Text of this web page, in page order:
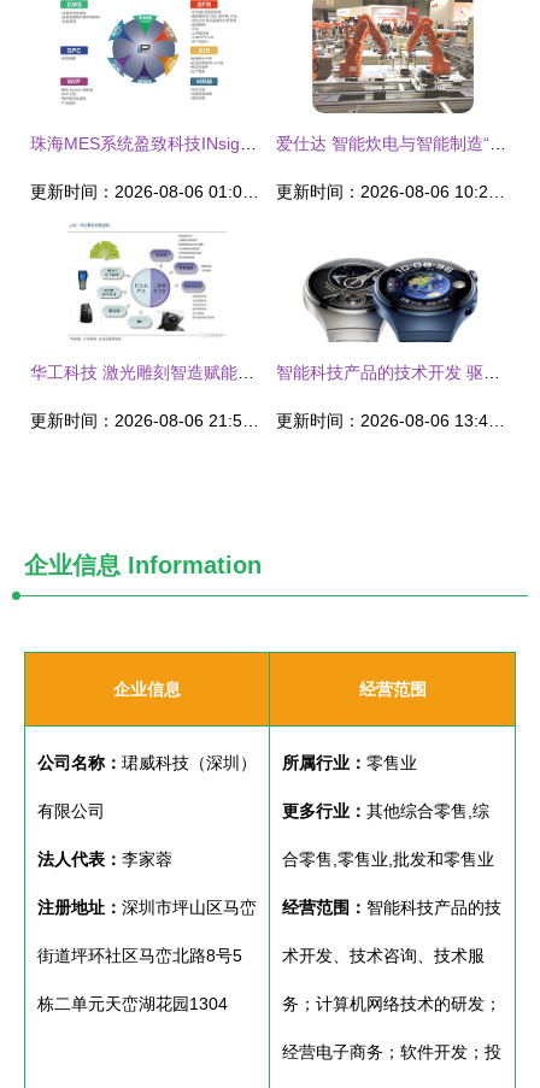
企业信息 Information
企业信息 经营范围
公司名称： 珺威科技（深圳）
有限公司
法人代表： 李家蓉
注册地址： 深圳市坪山区马峦
街道坪环社区马峦北路8号5
栋二单元天峦湖花园1304
所属行业： 零售业
更多行业： 其他综合零售,综
合零售,零售业,批发和零售业
经营范围： 智能科技产品的技
术开发、技术咨询、技术服
务；计算机网络技术的研发；
经营电子商务；软件开发；投